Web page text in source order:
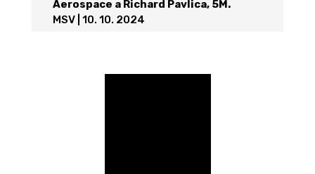
Aerospace a Richard Pavlica, 5M.
MSV | 10. 10. 2024